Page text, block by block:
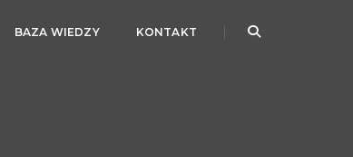
BAZA WIEDZY KONTAKT